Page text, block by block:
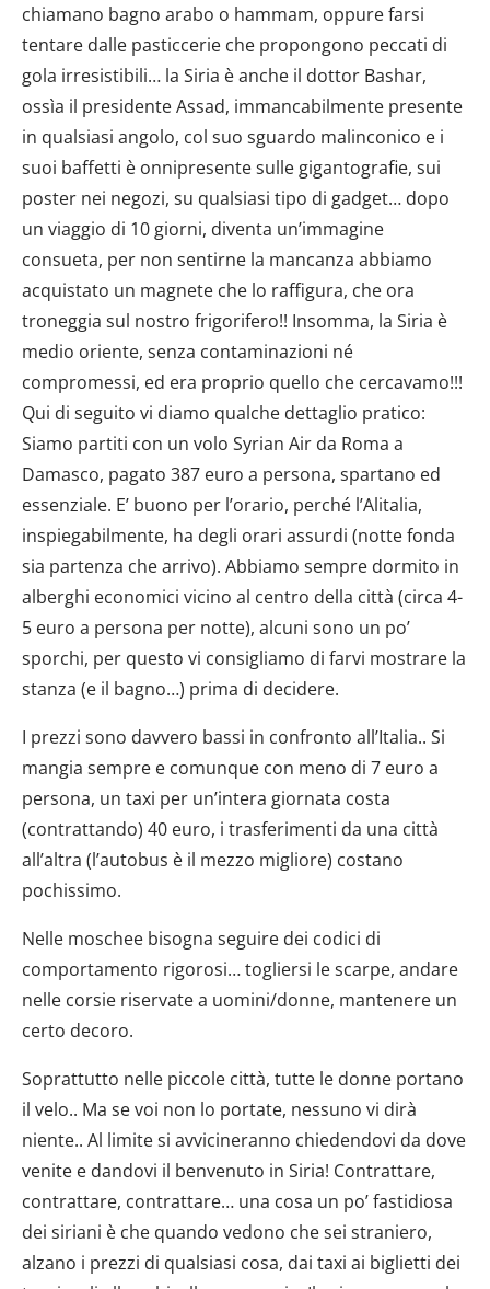
chiamano bagno arabo o hammam, oppure farsi
tentare dalle pasticcerie che propongono peccati di
gola irresistibili… la Siria è anche il dottor Bashar,
ossìa il presidente Assad, immancabilmente presente
in qualsiasi angolo, col suo sguardo malinconico e i
suoi baffetti è onnipresente sulle gigantografie, sui
poster nei negozi, su qualsiasi tipo di gadget… dopo
un viaggio di 10 giorni, diventa un’immagine
consueta, per non sentirne la mancanza abbiamo
acquistato un magnete che lo raffigura, che ora
troneggia sul nostro frigorifero!! Insomma, la Siria è
medio oriente, senza contaminazioni né
compromessi, ed era proprio quello che cercavamo!!!
Qui di seguito vi diamo qualche dettaglio pratico:
Siamo partiti con un volo Syrian Air da Roma a
Damasco, pagato 387 euro a persona, spartano ed
essenziale. E’ buono per l’orario, perché l’Alitalia,
inspiegabilmente, ha degli orari assurdi (notte fonda
sia partenza che arrivo). Abbiamo sempre dormito in
alberghi economici vicino al centro della città (circa 4-
5 euro a persona per notte), alcuni sono un po’
sporchi, per questo vi consigliamo di farvi mostrare la
stanza (e il bagno…) prima di decidere.
I prezzi sono davvero bassi in confronto all’Italia.. Si
mangia sempre e comunque con meno di 7 euro a
persona, un taxi per un’intera giornata costa
(contrattando) 40 euro, i trasferimenti da una città
all’altra (l’autobus è il mezzo migliore) costano
pochissimo.
Nelle moschee bisogna seguire dei codici di
comportamento rigorosi… togliersi le scarpe, andare
nelle corsie riservate a uomini/donne, mantenere un
certo decoro.
Soprattutto nelle piccole città, tutte le donne portano
il velo.. Ma se voi non lo portate, nessuno vi dirà
niente.. Al limite si avvicineranno chiedendovi da dove
venite e dandovi il benvenuto in Siria! Contrattare,
contrattare, contrattare… una cosa un po’ fastidiosa
dei siriani è che quando vedono che sei straniero,
alzano i prezzi di qualsiasi cosa, dai taxi ai biglietti dei